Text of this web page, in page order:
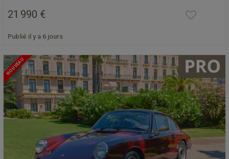
21 990 €
Publié il y a 6 jours
NOUVEAU